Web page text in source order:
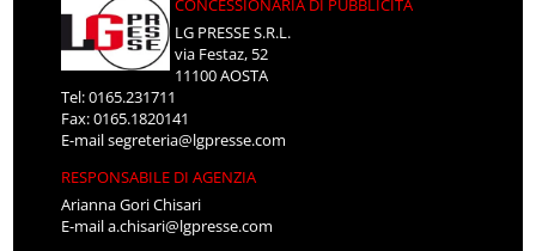
CONCESSIONARIA DI PUBBLICITÀ
LG PRESSE S.R.L.
via Festaz, 52
11100 AOSTA
Tel: 0165.231711
Fax: 0165.1820141
E-mailsegreteria@lgpresse.com
RESPONSABILE DI AGENZIA
Arianna Gori Chisari
E-maila.chisari@lgpresse.com